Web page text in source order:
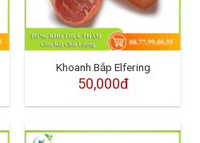
Khoanh Bắp Elfering
50,000đ